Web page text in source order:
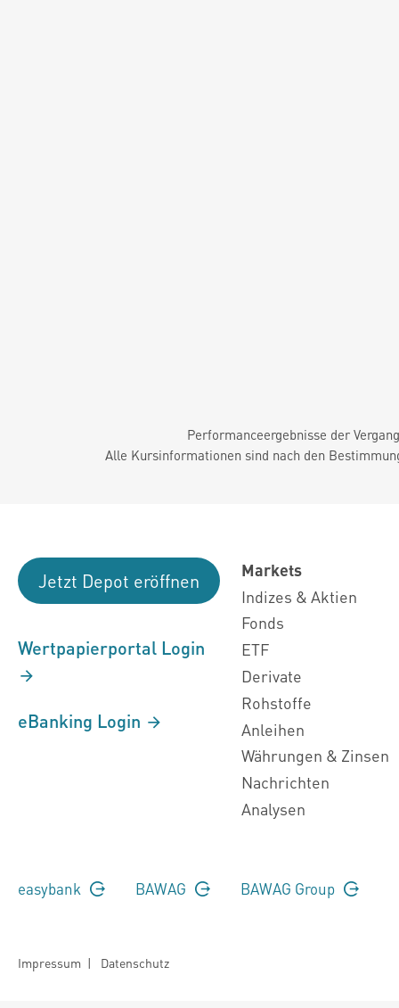
Performanceergebnisse der
Alle Kursinformationen sind nach den
Jetzt Depot eröffnen
Wertpapierportal Login
eBanking Login
Markets
Indizes & Aktien
Fonds
ETF
Derivate
Rohstoffe
Anleihen
Währungen & Zinsen
Nachrichten
Analysen
easybank BAWAG BAWAG Group
Impressum | Datenschutz